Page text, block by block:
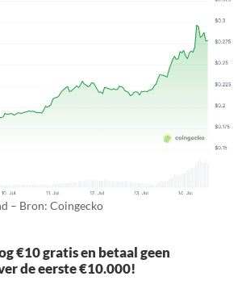
– Bron: Coingecko
€10 gratis en betaal geen
de eerste €10.000!